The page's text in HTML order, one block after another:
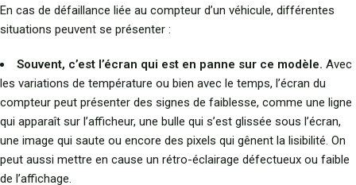
En cas de défaillance liée au compteur d’un véhicule, différentes
situations peuvent se présenter :
Souvent, c’est l’écran qui est en panne sur ce modèle. Avec
les variations de température ou bien avec le temps, l’écran du
compteur peut présenter des signes de faiblesse, comme une ligne
qui apparaît sur l’afficheur, une bulle qui s’est glissée sous l’écran,
une image qui saute ou encore des pixels qui gênent la lisibilité. On
peut aussi mettre en cause un rétro-éclairage défectueux ou faible
de l’affichage.